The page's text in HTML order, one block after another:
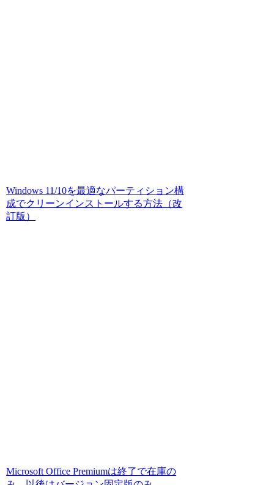
Windows 11/10を最適なパーティション構
成でクリーンインストールする方法（改
訂版）
Microsoft Office Premiumは終了で在庫の